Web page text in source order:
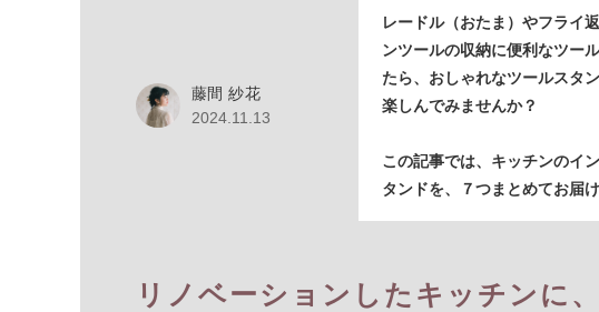
藤間 紗花
2024.11.13
レードル（おたま）やフライ
ンツールの収納に便利なツー
たら、おしゃれなツールスタ
楽しんでみませんか？
この記事では、キッチンのイ
タンドを、７つまとめてお届け
リノベーションしたキッチンに